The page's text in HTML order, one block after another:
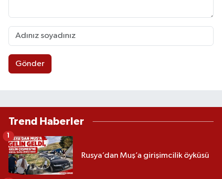
Gönder
Trend Haberler
Rusya’dan Muş’a girişimcilik öyküsü